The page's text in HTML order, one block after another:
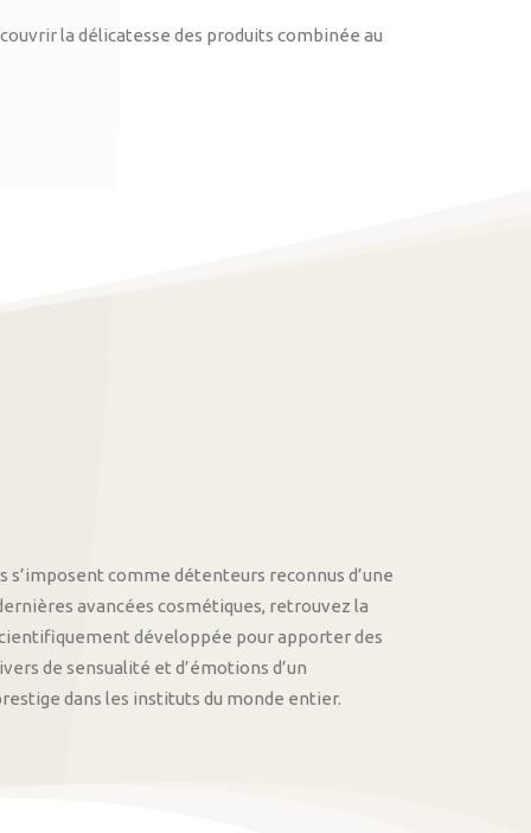
la délicatesse des produits combinée au
s’imposent comme détenteurs reconnus d’une
avancées cosmétiques, retrouvez la
développée pour apporter des
de sensualité et d’émotions d’un
dans les instituts du monde entier.